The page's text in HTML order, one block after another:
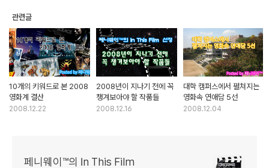
관련글
10개의 키워드로 본 2008
영화계 결산
2008.12.22
2008년이 지나기 전에 꼭
챙겨보아야 할 작품들
2008.12.16
대학 캠퍼스에서 펼쳐지는
영화속 연애담 5선
2008.12.04
페니웨이™의 In This Film